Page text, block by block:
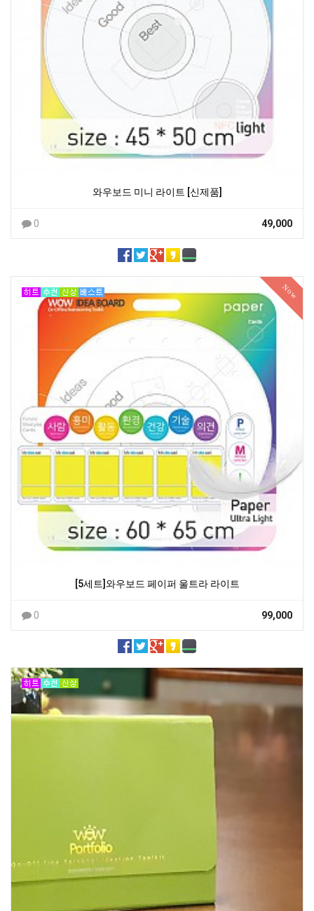
와우보드 미니 라이트 [신제품]
0 49,000
Now
[5세트]와우보드 페이퍼 울트라 라이트
0 99,000